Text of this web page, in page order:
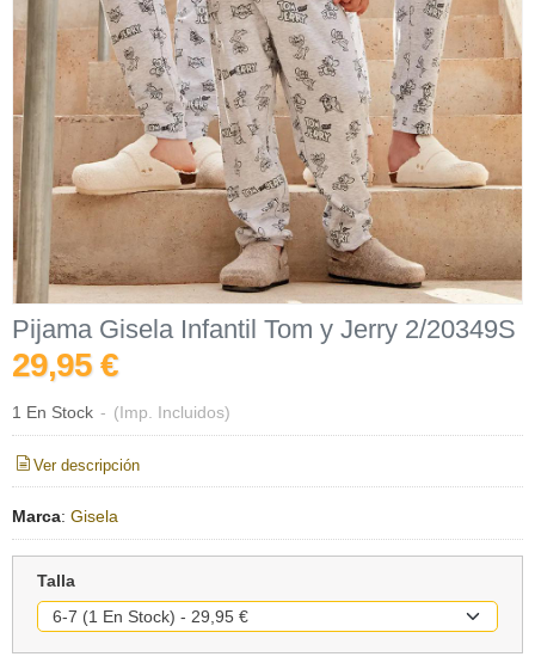
Pijama Gisela Infantil Tom y Jerry 2/20349S
29,95 €
1 En Stock - (Imp. Incluidos)
Ver descripción
Marca: Gisela
Talla